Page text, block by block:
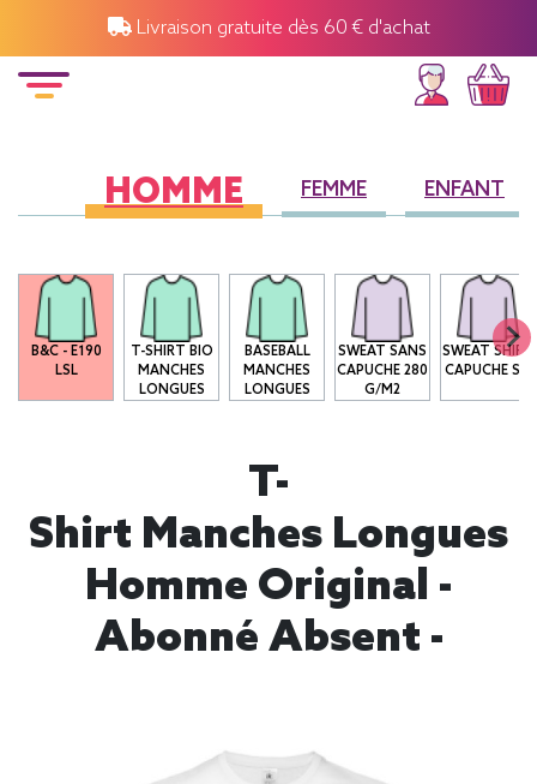
Livraison gratuite dès 60 € d'achat
HOMME FEMME ENFANT
B&C - E190
LSL
T-SHIRT BIO
MANCHES
LONGUES
BASEBALL
MANCHES
LONGUES
SWEAT SANS
CAPUCHE 280
G/M2
SWEAT SHIRT
CAPUCHE SG
T-
Shirt Manches Longues
Homme Original -
Abonné Absent -